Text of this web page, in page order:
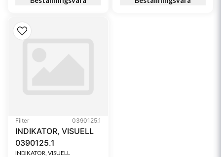
Filter 0390125.1
INDIKATOR, VISUELL
0390125.1
INDIKATOR, VISUELL